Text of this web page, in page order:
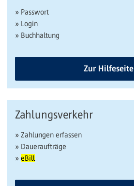
» Passwort
» Login
» Buchhaltung
Zur Hilfeseite
Zahlungsverkehr
» Zahlungen erfassen
» Daueraufträge
» eBill